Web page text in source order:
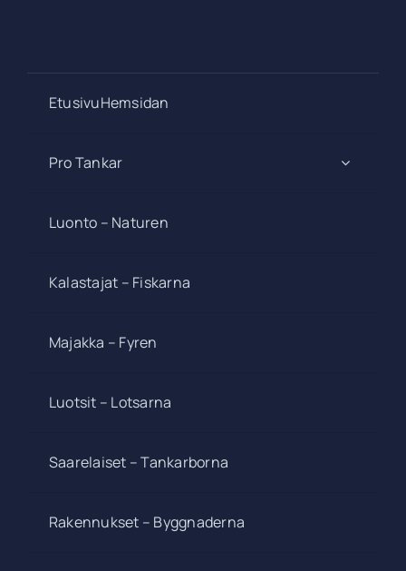
EtusivuHemsidan
Pro Tankar
Luonto – Naturen
Kalastajat – Fiskarna
Majakka – Fyren
Luotsit – Lotsarna
Saarelaiset – Tankarborna
Rakennukset – Byggnaderna